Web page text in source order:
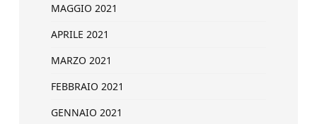
MAGGIO 2021
APRILE 2021
MARZO 2021
FEBBRAIO 2021
GENNAIO 2021